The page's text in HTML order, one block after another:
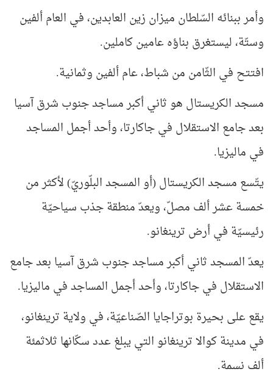
وأمر ببنائه السّلطان ميزان زين العابدين، في العام ألفين
وستّة، ليستغرق بناؤه عامين كاملين.
افتتح في الثّامن من شباط، عام ألفين وثمانية.
مسجد الكريستال هو ثاني أكبر مساجد جنوب شرق آسيا
بعد جامع الاستقلال في جاكارتا، وأحد أجمل المساجد
في ماليزيا.
يتّسع مسجد الكريستال (أو المسجد البلّوريّ) لأكثر من
خمسة عشر ألف مصلّ، ويعدّ منطقة جذب سياحيّة
رئيسيّة في أرض ترينغانو.
يعدّ المسجد ثاني أكبر مساجد جنوب شرق آسيا بعد جامع
الاستقلال في جاكارتا، وأحد أجمل المساجد في ماليزيا.
يقع على بحيرة بوتراجايا الصّناعيّة، في ولاية ترينغانو،
في مدينة كوالا ترينغانو التييبلغ عدد سكّانها ثلاثمئة
ألف نسمة.